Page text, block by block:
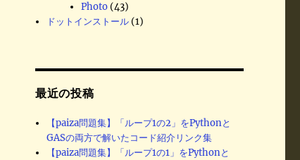
Photo(43)
ドットインストール(1)
最近の投稿
【paiza問題集】「ループ1の2」をPythonと
GASの両方で解いたコード紹介リンク集
【paiza問題集】「ループ1の1」をPythonと